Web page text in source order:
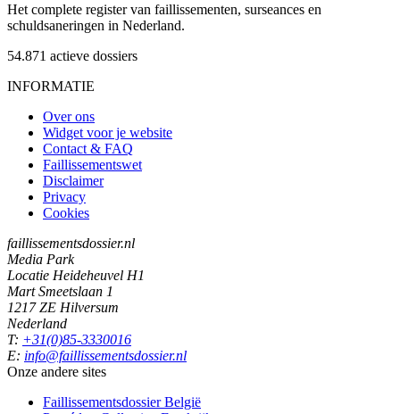
Het complete register van faillissementen, surseances en
schuldsaneringen in Nederland.
54.871 actieve dossiers
INFORMATIE
Over ons
Widget voor je website
Contact & FAQ
Faillissementswet
Disclaimer
Privacy
Cookies
faillissementsdossier.nl
Media Park
Locatie Heideheuvel H1
Mart Smeetslaan 1
1217 ZE Hilversum
Nederland
T: +31(0)85-3330016
E: info@faillissementsdossier.nl
Onze andere sites
Faillissementsdossier België